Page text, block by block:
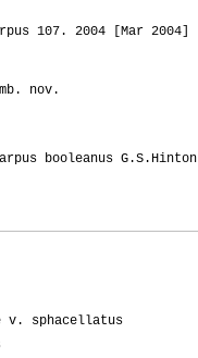
107. 2004 [Mar 2004]
nov.
booleanus G.S.Hinton
v. sphacellatus